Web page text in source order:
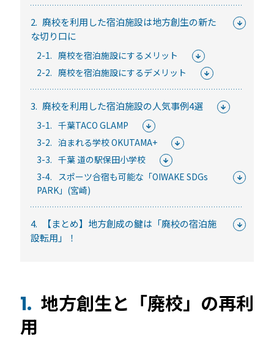
2. 廃校を利用した宿泊施設は地方創生の新た
な切り口に
2-1. 廃校を宿泊施設にするメリット
2-2. 廃校を宿泊施設にするデメリット
3. 廃校を利用した宿泊施設の人気事例4選
3-1. 千葉TACO GLAMP
3-2. 泊まれる学校 OKUTAMA+
3-3. 千葉 道の駅保田小学校
3-4. スポーツ合宿も可能な「OIWAKE SDGs
PARK」(宮崎)
4.
【まとめ】地方創成の鍵は「廃校の宿泊施
設転用」！
1. 地方創生と「廃校」の再利
用
RemoteLOCKの活用術や業界別の最新事例をご紹介など、不
定期で開催しています。
常時公開中
常時公開中
3分でわかる！RemoteLOCK機種の選び方動画
はじめての方におすすめの記事
スマートロックと結露・錆（サビ）の問題
を徹底解説！防水・防錆について知ってお
続きを読む
スマートロックとは？カギのIoT化、仕組み